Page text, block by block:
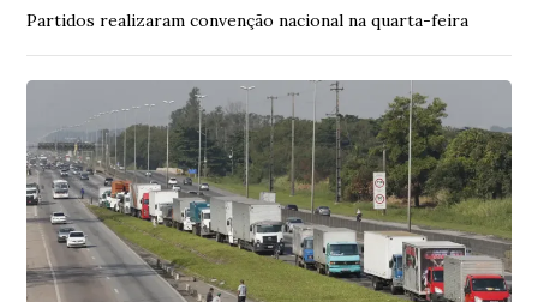
Partidos realizaram convenção nacional na quarta-feira